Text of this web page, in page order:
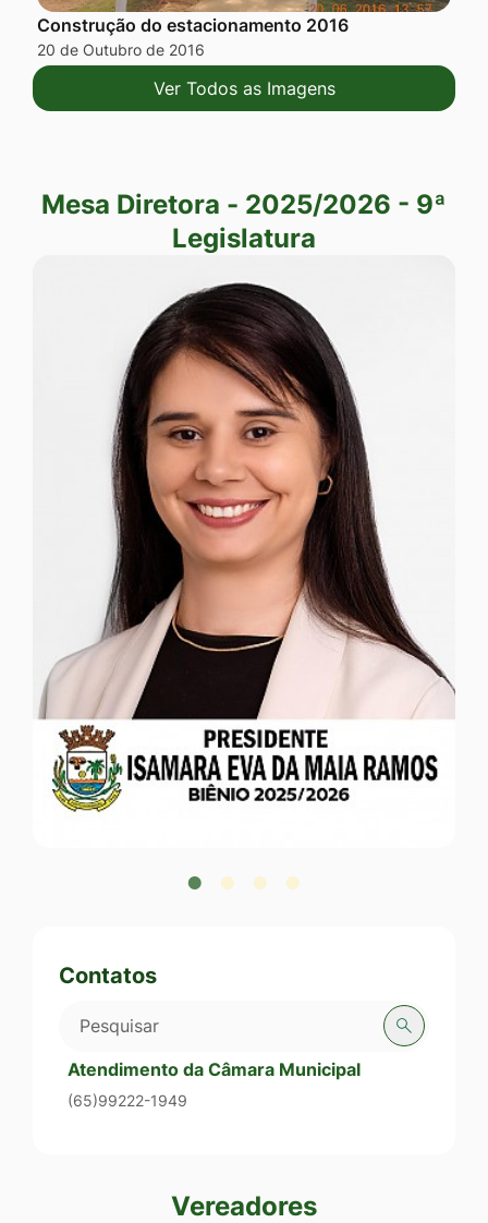
Construção do estacionamento 2016
20 de Outubro de 2016
Ver Todos as Imagens
Mesa Diretora - 2025/2026 - 9ª
Legislatura
ISAMARA EVA DA MAIA RAMOS
Contatos
Pesquisar
Atendimento da Câmara Municipal
(65)99222-1949
Vereadores